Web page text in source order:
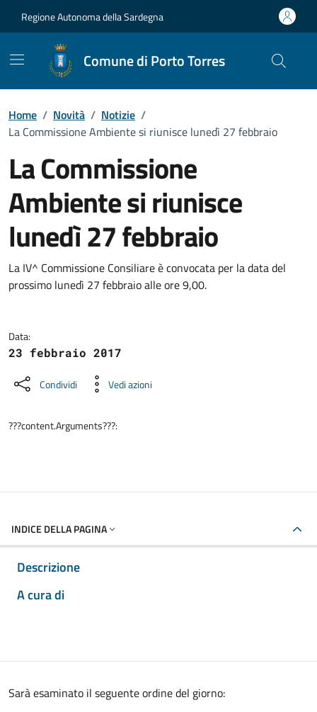
Regione Autonoma della Sardegna
Comune di Porto Torres
Home / Novità / Notizie /
La Commissione Ambiente si riunisce lunedì 27 febbraio
La Commissione
Ambiente si riunisce
lunedì 27 febbraio
Dettagli della notizia
La IV^ Commissione Consiliare è convocata per la data del
prossimo lunedì 27 febbraio alle ore 9,00.
Data:
23 febbraio 2017
Condividi Vedi azioni
???content.Arguments???:
INDICE DELLA PAGINA
Descrizione
A cura di
Sarà esaminato il seguente ordine del giorno: